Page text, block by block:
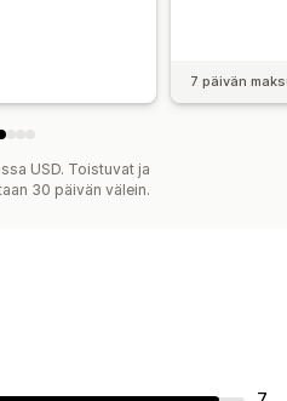
7 päivän
USD. Toistuvat ja
30 päivän välein.